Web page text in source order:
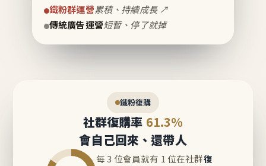
鐵粉群運營累積、持續成長 ↗
傳統廣告運營短暫、停了就掉
鐵粉復購
社群復購率 61.3%
會自己回來、還帶人
每 3 位會員就有 1 位在社群復